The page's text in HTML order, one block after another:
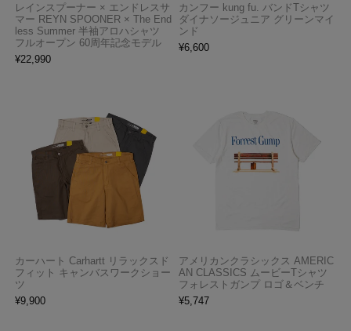
レインスプーナー × エンドレスサ
マー REYN SPOONER × The End
less Summer 半袖アロハシャツ
フルオープン 60周年記念モデル
¥22,990
カンフー kung fu. バンドTシャツ
ダイナソージュニア グリーンマイ
ンド
¥6,600
カーハート Carhartt リラックスド
フィット キャンバスワークショー
ツ
¥9,900
アメリカンクラシックス AMERIC
AN CLASSICS ムービーTシャツ
フォレストガンプ ロゴ＆ベンチ
¥5,747